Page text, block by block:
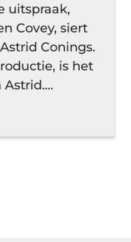
uitspraak,
Covey, siert
Conings.
is het